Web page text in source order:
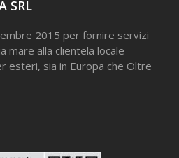
SRL
2015 per fornire servizi
mare alla clientela locale
esteri, sia in Europa che Oltre